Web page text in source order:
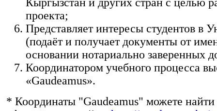
проекта;
Представляет интересы студентов в
(подаёт и получает документы от
основании нотариально заверенных
Координатором учебного процесса
«Gaudeamus».
* Координаты "Gaudeamus" можете найти